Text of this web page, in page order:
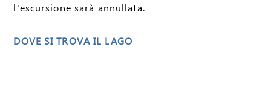
l'escursione sarà annullata.
DOVE SI TROVA IL LAGO